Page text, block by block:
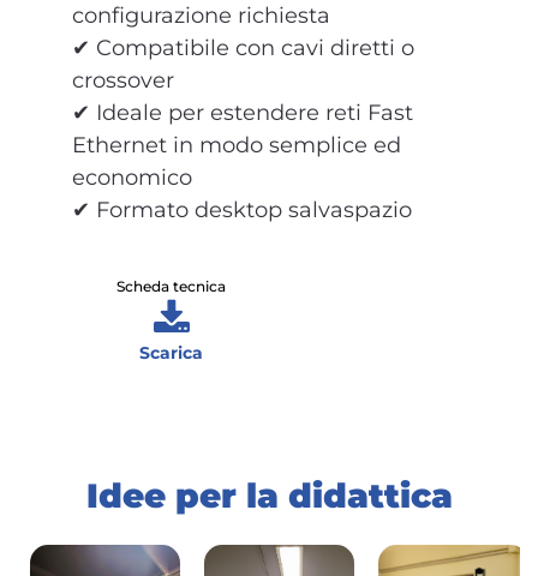
configurazione richiesta
✔ Compatibile con cavi diretti o
crossover
✔ Ideale per estendere reti Fast
Ethernet in modo semplice ed
economico
✔ Formato desktop salvaspazio
Scheda tecnica
Scarica
Idee per la didattica